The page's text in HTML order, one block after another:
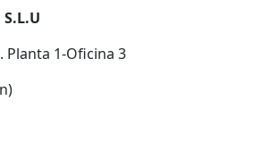
Planta 1-Oficina 3